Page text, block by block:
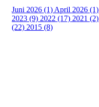
Juni 2026 (1) April 2026 (1)
2023 (9) 2022 (17) 2021 (2)
(22) 2015 (8)